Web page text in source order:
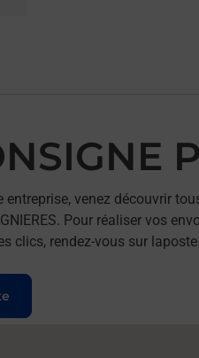
venez découvrir
Pour réaliser vos
clics, rendez-vous sur